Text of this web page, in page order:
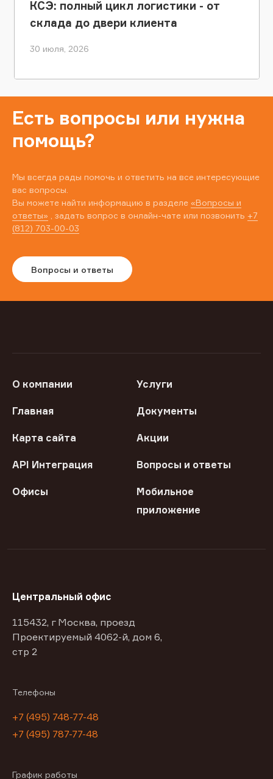
КСЭ: полный цикл логистики - от
склада до двери клиента
30 июля, 2026
Есть вопросы или нужна
помощь?
Мы всегда рады помочь и ответить на все интересующие
вас вопросы.
Вы можете найти информацию в разделе «Вопросы и
ответы» , задать вопрос в онлайн-чате или позвонить +7
(812) 703-00-03
Вопросы и ответы
О компании Услуги
Главная Документы
Карта сайта Акции
API Интеграция Вопросы и ответы
Офисы
Мобильное
приложение
Центральный офис
115432, г Москва, проезд
Проектируемый 4062-й, дом 6,
стр 2
Телефоны
+7 (495) 748-77-48
+7 (495) 787-77-48
График работы